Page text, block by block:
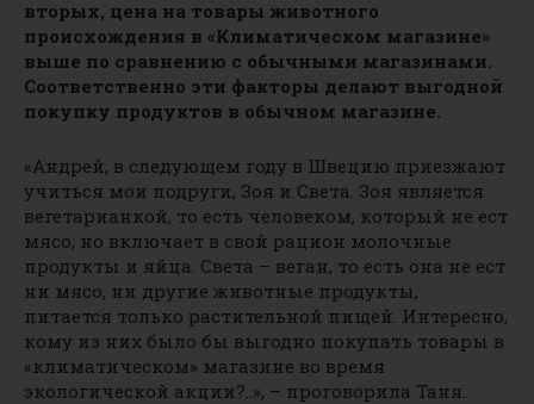
вторых, цена на товары животного
происхождения в «Климатическом магазине»
выше по сравнению с обычными магазинами.
Соответственно эти факторы делают выгодной
покупку продуктов в обычном магазине.
«Андрей, в следующем году в Швецию приезжают
учиться мои подруги, Зоя и Света. Зоя является
вегетарианкой, то есть человеком, который не ест
мясо, но включает в свой рацион молочные
продукты и яйца. Света – веган, то есть она не ест
ни мясо, ни другие животные продукты,
питается только растительной пищей. Интересно,
кому из них было бы выгодно покупать товары в
«климатическом» магазине во время
экологической акции?..», – проговорила Таня.